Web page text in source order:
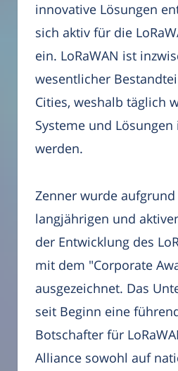
innovative Lösungen
sich aktiv für die
ein. LoRaWAN ist
wesentlicher
Cities, weshalb täglich
Systeme und
werden.
Zenner wurde
langjährigen und
der Entwicklung des
mit dem "Corporate
ausgezeichnet. Das
seit Beginn eine
Botschafter für
Alliance sowohl auf